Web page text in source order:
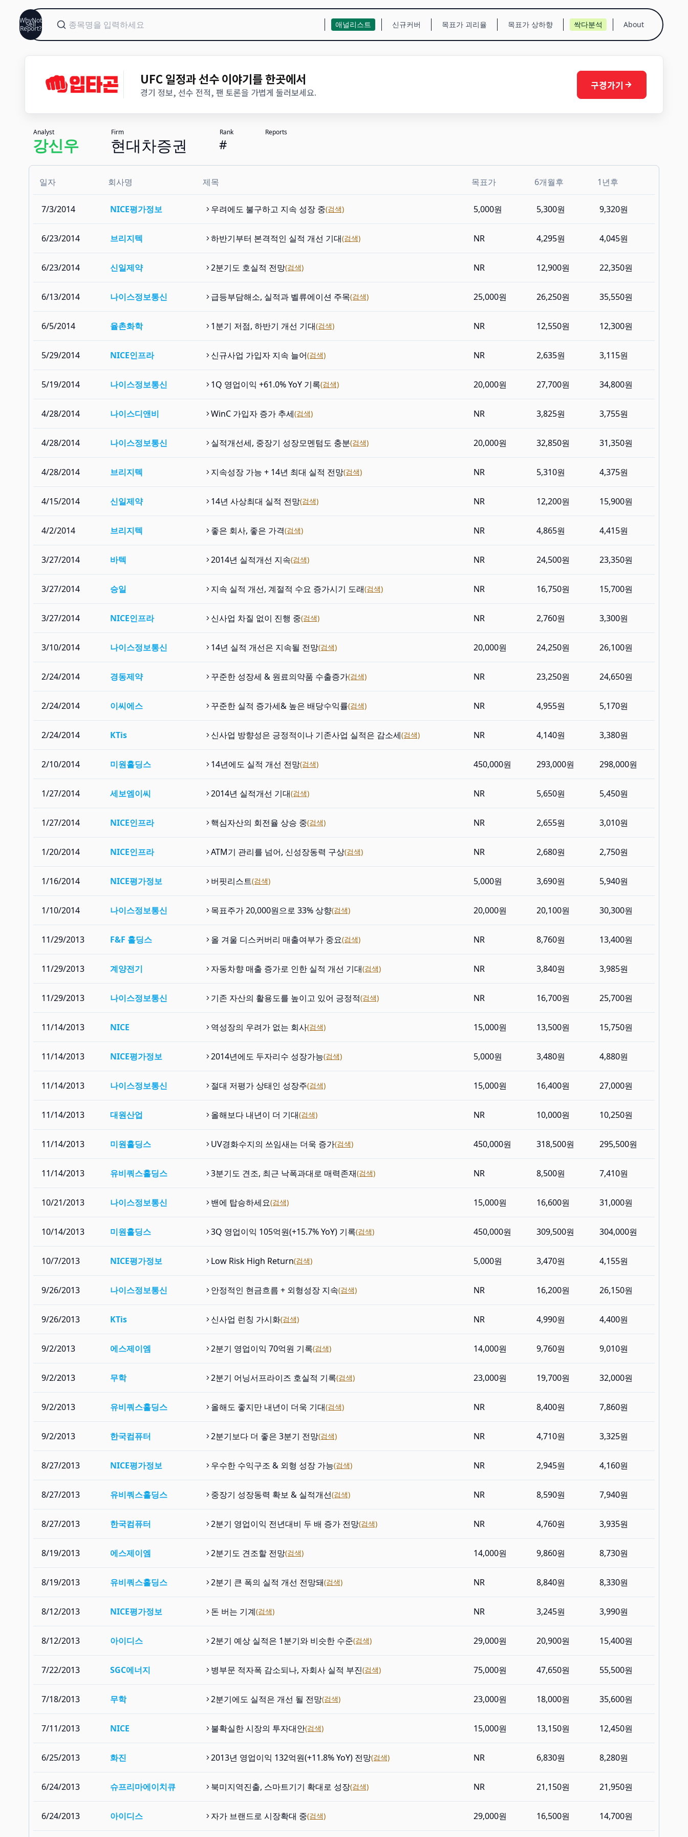
WhyNot
Sell
Report? 애널리스트 신규커버 목표가 괴리율 목표가 상하향 싹다분석 About
UFC 일정과 선수 이야기를 한곳에서
경기 정보, 선수 전적, 팬 토론을 가볍게 둘러보세요.
구경가기
Analyst
강신우
Firm
현대차증권
Rank
#
Reports
일자 회사명 제목 목표가 6개월후 1년후
7/3/2014 NICE평가정보 우려에도 불구하고 지속 성장 중(검색) 5,000원 5,300원 9,320원
6/23/2014 브리지텍 하반기부터 본격적인 실적 개선 기대(검색) NR 4,295원 4,045원
6/23/2014 신일제약 2분기도 호실적 전망(검색) NR 12,900원 22,350원
6/13/2014 나이스정보통신 급등부담해소, 실적과 벨류에이션 주목(검색) 25,000원 26,250원 35,550원
6/5/2014 율촌화학 1분기 저점, 하반기 개선 기대(검색) NR 12,550원 12,300원
5/29/2014 NICE인프라 신규사업 가입자 지속 늘어(검색) NR 2,635원 3,115원
5/19/2014 나이스정보통신 1Q 영업이익 +61.0% YoY 기록(검색) 20,000원 27,700원 34,800원
4/28/2014 나이스디앤비 WinC 가입자 증가 추세(검색) NR 3,825원 3,755원
4/28/2014 나이스정보통신 실적개선세, 중장기 성장모멘텀도 충분(검색) 20,000원 32,850원 31,350원
4/28/2014 브리지텍 지속성장 가능 + 14년 최대 실적 전망(검색) NR 5,310원 4,375원
4/15/2014 신일제약 14년 사상최대 실적 전망(검색) NR 12,200원 15,900원
4/2/2014 브리지텍 좋은 회사, 좋은 가격(검색) NR 4,865원 4,415원
3/27/2014 바텍 2014년 실적개선 지속(검색) NR 24,500원 23,350원
3/27/2014 승일 지속 실적 개선, 계절적 수요 증가시기 도래(검색) NR 16,750원 15,700원
3/27/2014 NICE인프라 신사업 차질 없이 진행 중(검색) NR 2,760원 3,300원
3/10/2014 나이스정보통신 14년 실적 개선은 지속될 전망(검색) 20,000원 24,250원 26,100원
2/24/2014 경동제약 꾸준한 성장세 & 원료의약품 수출증가(검색) NR 23,250원 24,650원
2/24/2014 이씨에스 꾸준한 실적 증가세& 높은 배당수익률(검색) NR 4,955원 5,170원
2/24/2014 KTis 신사업 방향성은 긍정적이나 기존사업 실적은 감소세(검색) NR 4,140원 3,380원
2/10/2014 미원홀딩스 14년에도 실적 개선 전망(검색) 450,000원 293,000원 298,000원
1/27/2014 세보엠이씨 2014년 실적개선 기대(검색) NR 5,650원 5,450원
1/27/2014 NICE인프라 핵심자산의 회전율 상승 중(검색) NR 2,655원 3,010원
1/20/2014 NICE인프라 ATM기 관리를 넘어, 신성장동력 구상(검색) NR 2,680원 2,750원
1/16/2014 NICE평가정보 버핏리스트(검색) 5,000원 3,690원 5,940원
1/10/2014 나이스정보통신 목표주가 20,000원으로 33% 상향(검색) 20,000원 20,100원 30,300원
11/29/2013 F&F 홀딩스 올 겨울 디스커버리 매출여부가 중요(검색) NR 8,760원 13,400원
11/29/2013 계양전기 자동차향 매출 증가로 인한 실적 개선 기대(검색) NR 3,840원 3,985원
11/29/2013 나이스정보통신 기존 자산의 활용도를 높이고 있어 긍정적(검색) NR 16,700원 25,700원
11/14/2013 NICE 역성장의 우려가 없는 회사(검색) 15,000원 13,500원 15,750원
11/14/2013 NICE평가정보 2014년에도 두자리수 성장가능(검색) 5,000원 3,480원 4,880원
11/14/2013 나이스정보통신 절대 저평가 상태인 성장주(검색) 15,000원 16,400원 27,000원
11/14/2013 대원산업 올해보다 내년이 더 기대(검색) NR 10,000원 10,250원
11/14/2013 미원홀딩스 UV경화수지의 쓰임새는 더욱 증가(검색) 450,000원 318,500원 295,500원
11/14/2013 유비쿼스홀딩스 3분기도 견조, 최근 낙폭과대로 매력존재(검색) NR 8,500원 7,410원
10/21/2013 나이스정보통신 밴에 탑승하세요(검색) 15,000원 16,600원 31,000원
10/14/2013 미원홀딩스 3Q 영업이익 105억원(+15.7% YoY) 기록(검색) 450,000원 309,500원 304,000원
10/7/2013 NICE평가정보 Low Risk High Return(검색) 5,000원 3,470원 4,155원
9/26/2013 나이스정보통신 안정적인 현금흐름 + 외형성장 지속(검색) NR 16,200원 26,150원
9/26/2013 KTis 신사업 런칭 가시화(검색) NR 4,990원 4,400원
9/2/2013 에스제이엠 2분기 영업이익 70억원 기록(검색) 14,000원 9,760원 9,010원
9/2/2013 무학 2분기 어닝서프라이즈 호실적 기록(검색) 23,000원 19,700원 32,000원
9/2/2013 유비쿼스홀딩스 올해도 좋지만 내년이 더욱 기대(검색) NR 8,400원 7,860원
9/2/2013 한국컴퓨터 2분기보다 더 좋은 3분기 전망(검색) NR 4,710원 3,325원
8/27/2013 NICE평가정보 우수한 수익구조 & 외형 성장 가능(검색) NR 2,945원 4,160원
8/27/2013 유비쿼스홀딩스 중장기 성장동력 확보 & 실적개선(검색) NR 8,590원 7,940원
8/27/2013 한국컴퓨터 2분기 영업이익 전년대비 두 배 증가 전망(검색) NR 4,760원 3,935원
8/19/2013 에스제이엠 2분기도 견조할 전망(검색) 14,000원 9,860원 8,730원
8/19/2013 유비쿼스홀딩스 2분기 큰 폭의 실적 개선 전망돼(검색) NR 8,840원 8,330원
8/12/2013 NICE평가정보 돈 버는 기계(검색) NR 3,245원 3,990원
8/12/2013 아이디스 2분기 예상 실적은 1분기와 비슷한 수준(검색) 29,000원 20,900원 15,400원
7/22/2013 SGC에너지 병부문 적자폭 감소되나, 자회사 실적 부진(검색) 75,000원 47,650원 55,500원
7/18/2013 무학 2분기에도 실적은 개선 될 전망(검색) 23,000원 18,000원 35,600원
7/11/2013 NICE 불확실한 시장의 투자대안(검색) 15,000원 13,150원 12,450원
6/25/2013 화진 2013년 영업이익 132억원(+11.8% YoY) 전망(검색) NR 6,830원 8,280원
6/24/2013 슈프리마에이치큐 북미지역진출, 스마트기기 확대로 성장(검색) NR 21,150원 21,950원
6/24/2013 아이디스 자가 브랜드로 시장확대 중(검색) 29,000원 16,500원 14,700원